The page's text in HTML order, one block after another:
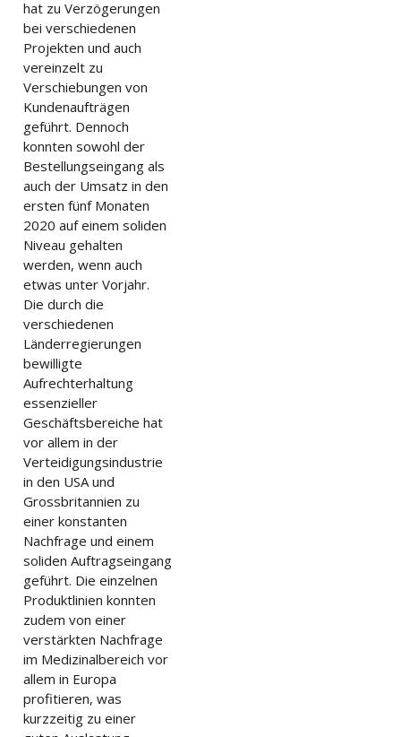
hat zu Verzögerungen
bei verschiedenen
Projekten und auch
vereinzelt zu
Verschiebungen von
Kundenaufträgen
geführt. Dennoch
konnten sowohl der
Bestellungseingang als
auch der Umsatz in den
ersten fünf Monaten
2020 auf einem soliden
Niveau gehalten
werden, wenn auch
etwas unter Vorjahr.
Die durch die
verschiedenen
Länderregierungen
bewilligte
Aufrechterhaltung
essenzieller
Geschäftsbereiche hat
vor allem in der
Verteidigungsindustrie
in den USA und
Grossbritannien zu
einer konstanten
Nachfrage und einem
soliden Auftragseingang
geführt. Die einzelnen
Produktlinien konnten
zudem von einer
verstärkten Nachfrage
im Medizinalbereich vor
allem in Europa
profitieren, was
kurzzeitig zu einer